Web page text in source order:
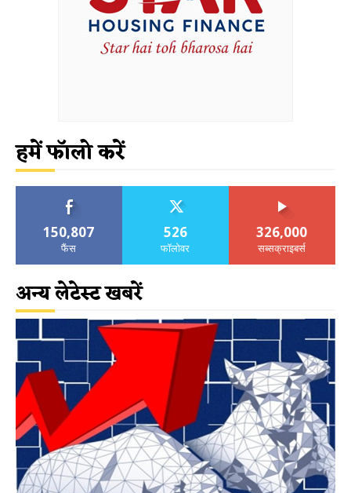
हमें फॉलो करें
150,807
फैंस
526
फॉलोवर
326,000
सब्सक्राइबर्स
अन्य लेटेस्ट खबरें